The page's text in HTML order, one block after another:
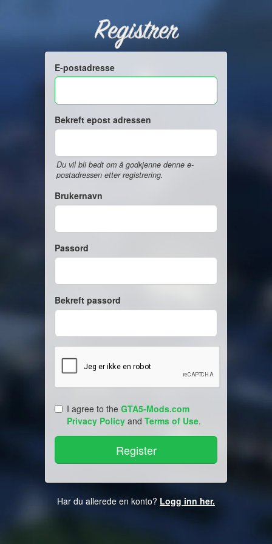
Registrer
E-postadresse
Bekreft epost adressen
Du vil bli bedt om å godkjenne denne e-
postadressen etter registrering.
Brukernavn
Passord
Bekreft passord
I agree to the GTA5-Mods.com
Privacy Policy and Terms of Use.
Har du allerede en konto? Logg inn her.